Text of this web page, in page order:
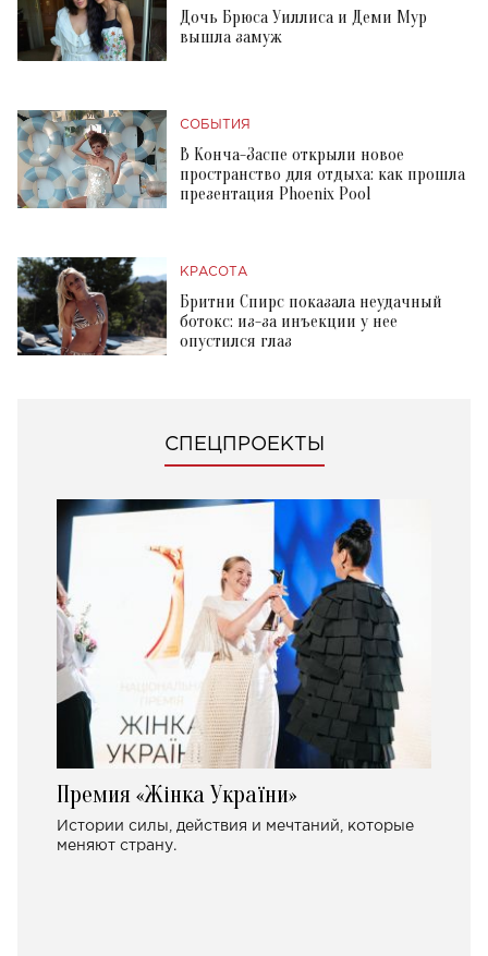
Дочь Брюса Уиллиса и Деми Мур
вышла замуж
СОБЫТИЯ
В Конча-Заспе открыли новое
пространство для отдыха: как прошла
презентация Phoenix Pool
КРАСОТА
Бритни Спирс показала неудачный
ботокс: из-за инъекции у нее
опустился глаз
СПЕЦПРОЕКТЫ
Премия «Жінка України»
Истории силы, действия и мечтаний, которые
меняют страну.